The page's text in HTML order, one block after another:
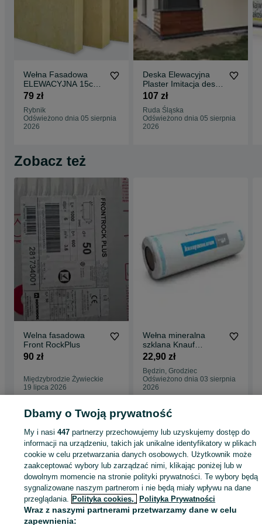
Wełna Fasadowa
ELEWACYJNA 15cm
0,035 twarda w
płytach zewnętrzna
79 zł
Rybnik
Odświeżono dnia 05 sierpnia
2026
Deska Elewacyjna
Plaster Imitacja deski
drewnianej Już w
KOLORZE elast
107 zł
Ruda Śląska
Odświeżono dnia 05 sierpnia
2026
Zobacz też
Welna fasadowa
Front RockPlus
90 zł
Międzybrodzie Żywieckie
19 lipca 2026
Wełna mineralna
szklana Knauf
Naturoll Pro 15cm
lambda 0,039
22,90 zł
Będzin, Grodziec
Odświeżono dnia 03 sierpnia
2026
mineralna
Wełna mineralna - Śląskie Wełna mineralna - Bytom
KATEGORIA
ID:1000992727 Wyświetlenia:
Dbamy o Twoją prywatność
My i nasi447 partnerzy przechowujemy lub uzyskujemy dostęp do
informacji na urządzeniu, takich jak unikalne identyfikatory w plikach
cookie w celu przetwarzania danych osobowych. Użytkownik może
zaakceptować wybory lub zarządzać nimi, klikając poniżej lub w
dowolnym momencie na stronie polityki prywatności. Te wybory będą
sygnalizowane naszym partnerom i nie będą miały wpływu na dane
przeglądania. Polityka cookies, Polityka Prywatności
Wraz z naszymi partnerami przetwarzamy dane w celu
zapewnienia: